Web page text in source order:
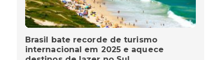
Brasil bate recorde de turismo
internacional em 2025 e aquece